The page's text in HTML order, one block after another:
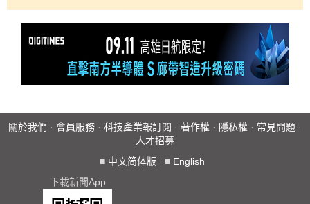
關於我們 · 會員服務 · 科技產業報訂閱 · 著作權 · 隱私權 · 常見問題 ·
人才招募
■ 中文简体版 ■ English
下載新聞App